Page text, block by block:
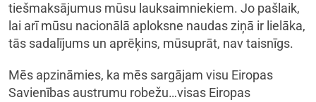
tiešmaksājumus mūsu lauksaimniekiem. Jo pašlaik,
lai arī mūsu nacionālā aploksne naudas ziņā ir lielāka,
tās sadalījums un aprēķins, mūsuprāt, nav taisnīgs.
Mēs apzināmies, ka mēs sargājam visu Eiropas
Savienības austrumu robežu…visas Eiropas